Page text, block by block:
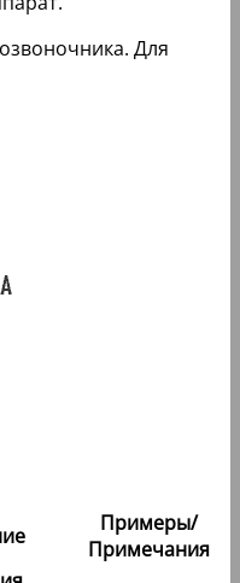
Примеры/
Примечания